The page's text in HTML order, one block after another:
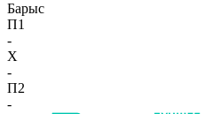
Барыс
П1
-
X
-
П2
-